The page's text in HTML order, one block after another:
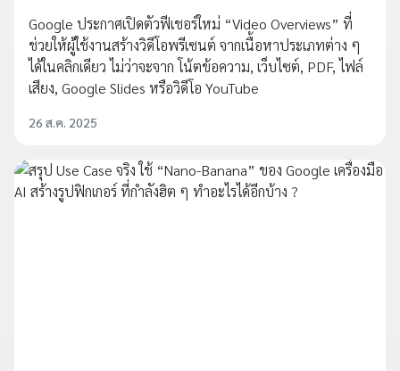
Google ประกาศเปิดตัวฟีเชอร์ใหม่ “Video Overviews” ที่
ช่วยให้ผู้ใช้งานสร้างวิดีโอพรีเซนต์ จากเนื้อหาประเภทต่าง ๆ
ได้ในคลิกเดียว ไม่ว่าจะจาก โน้ตข้อความ, เว็บไซต์, PDF, ไฟล์
เสียง, Google Slides หรือวิดีโอ YouTube
26 ส.ค. 2025